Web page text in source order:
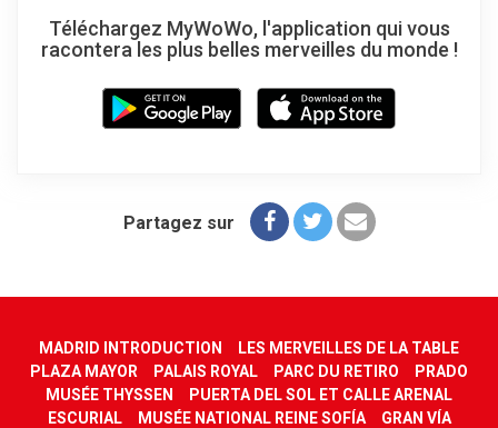
Téléchargez MyWoWo, l'application qui vous
racontera les plus belles merveilles du monde !
Partagez sur
MADRID INTRODUCTION
LES MERVEILLES DE LA TABLE
PLAZA MAYOR
PALAIS ROYAL PARC DU RETIRO
PRADO
MUSÉE THYSSEN
PUERTA DEL SOL ET CALLE ARENAL
ESCURIAL
MUSÉE NATIONAL REINE SOFÍA
GRAN VÍA